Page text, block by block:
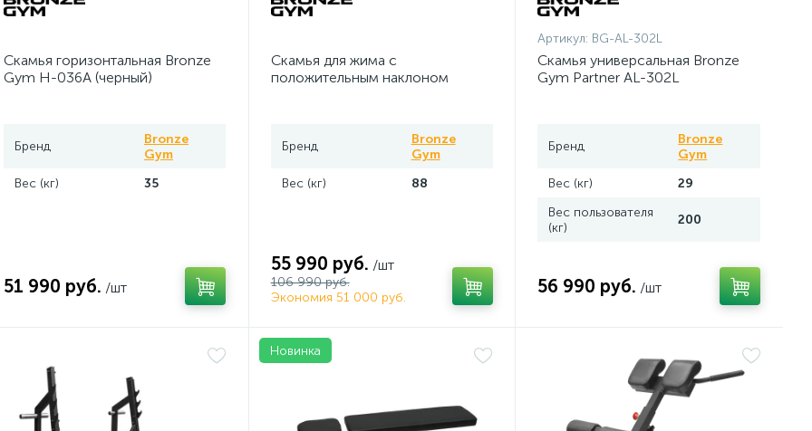
Скамья горизонтальная Bronze
Gym H-036A (черный)
Бренд
Bronze
Gym
Вес (кг)
35
51 990 руб. /шт
Скамья для жима с
положительным наклоном
Бренд
Bronze
Gym
Вес (кг)
88
55 990 руб. /шт
106 990 руб.
Экономия 51 000 руб.
Артикул: BG-AL-302L
Скамья универсальная Bronze
Gym Partner AL-302L
Бренд
Bronze
Gym
Вес (кг)
29
Вес пользователя
(кг)
200
56 990 руб. /шт
Новинка